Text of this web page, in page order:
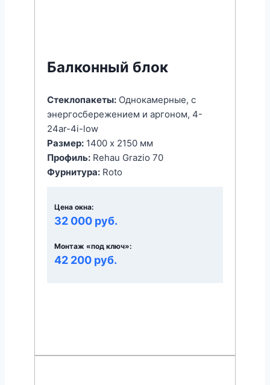
Балконный блок
Стеклопакеты: Однокамерные, с
энергоcбережением и аргоном, 4-
24ar-4i-low
Размер: 1400 x 2150 мм
Профиль: Rehau Grazio 70
Фурнитура: Roto
Цена окна:
32 000 руб.
Монтаж «под ключ»:
42 200 руб.